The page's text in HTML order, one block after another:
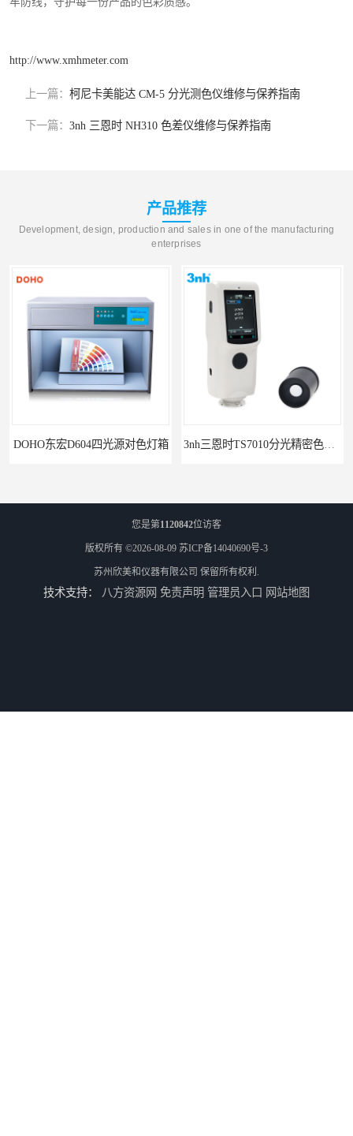
http://www.xmhmeter.com
上一篇： 柯尼卡美能达 CM-5 分光测色仪维修与保养指南
下一篇： 3nh 三恩时 NH310 色差仪维修与保养指南
产品推荐
Development, design, production and sales in one of the manufacturing
enterprises
3nh三恩时TS7010分光精密色差仪 3nh三恩时基础版色差宝CR1
您是第1120842位访客
版权所有 ©2026-08-09 苏ICP备14040690号-3
苏州欣美和仪器有限公司 保留所有权利.
技术支持： 八方资源网 免责声明 管理员入口 网站地图